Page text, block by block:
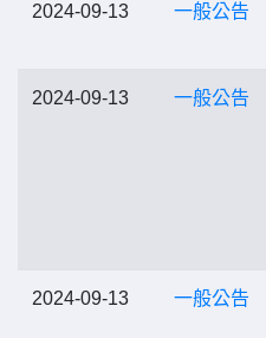
2024-09-13 一般公告
2024-09-13 一般公告
2024-09-13 一般公告